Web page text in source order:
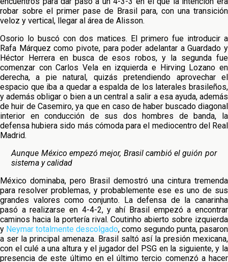
robar sobre el primer pase de Brasil para, con una transición
veloz y vertical, llegar al área de Alisson.
Osorio lo buscó con dos matices. El primero fue introducir a
Rafa Márquez como pivote, para poder adelantar a Guardado y
Héctor Herrera en busca de esos robos, y la segunda fue
comenzar con Carlos Vela en izquierda e Hirving Lozano en
derecha, a pie natural, quizás pretendiendo aprovechar el
espacio que iba a quedar a espalda de los laterales brasileños,
y además obligar o bien a un central a salir a esa ayuda, además
de huir de Casemiro, ya que en caso de haber buscado diagonal
interior en conducción de sus dos hombres de banda, la
defensa hubiera sido más cómoda para el mediocentro del Real
Madrid.
Aunque México empezó mejor, Brasil cambió el guión por
sistema y calidad
México dominaba, pero Brasil demostró una cintura tremenda
para resolver problemas, y probablemente ese es uno de sus
grandes valores como conjunto. La defensa de la canarinha
pasó a realizarse en 4-4-2, y ahí Brasil empezó a encontrar
caminos hacia la portería rival. Coutinho abierto sobre izquierda
y Neymar totalmente descolgado, como segundo punta, pasaron
a ser la principal amenaza. Brasil saltó así la presión mexicana,
con el culé a una altura y el jugador del PSG en la siguiente, y la
presencia de este último en el último tercio comenzó a hacer